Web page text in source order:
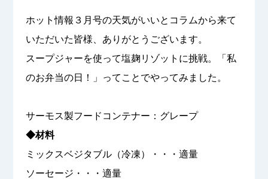
ホット情報３月号の天気がいいとコラムから来て
いただいた皆様、ありがとうございます。
スープジャーを使って塩麹リゾットに挑戦。「私
のお弁当の日！」ってことでやってみました。
サーモス製フードコンテナー：グレープ
◆材料
ミックスベジタブル（冷凍）・・・適量
ソーセージ・・・適量